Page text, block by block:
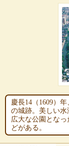
慶長14（1609）
の城跡。美しい水
広大な公園とな
どがある。